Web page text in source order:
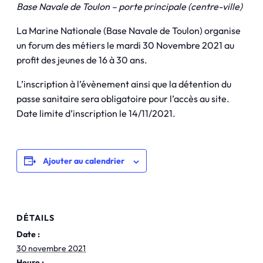
Base Navale de Toulon – porte principale (centre-ville)
La Marine Nationale (Base Navale de Toulon) organise
un forum des métiers le mardi 30 Novembre 2021 au
profit des jeunes de 16 à 30 ans.
L’inscription à l’évènement ainsi que la détention du
passe sanitaire sera obligatoire pour l’accès au site.
Date limite d’inscription le 14/11/2021.
Ajouter au calendrier
DÉTAILS
Date :
30 novembre 2021